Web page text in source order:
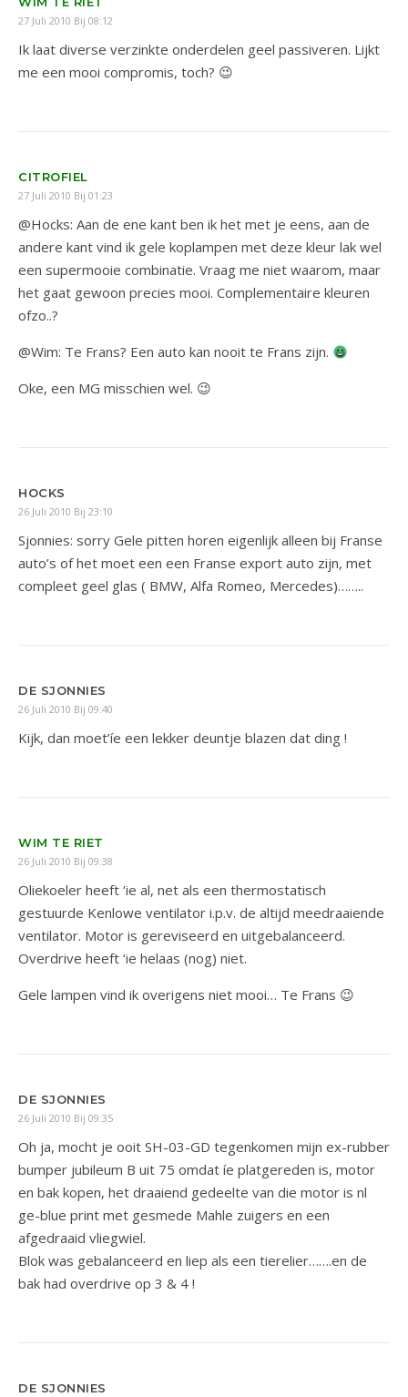
27 Juli 2010 Bij 08:12
Ik laat diverse verzinkte onderdelen geel passiveren. Lijkt
me een mooi compromis, toch? 😉
CITROFIEL
27 Juli 2010 Bij 01:23
@Hocks: Aan de ene kant ben ik het met je eens, aan de
andere kant vind ik gele koplampen met deze kleur lak wel
een supermooie combinatie. Vraag me niet waarom, maar
het gaat gewoon precies mooi. Complementaire kleuren
ofzo..?
@Wim: Te Frans? Een auto kan nooit te Frans zijn.
Oke, een MG misschien wel. 😉
HOCKS
26 Juli 2010 Bij 23:10
Sjonnies: sorry Gele pitten horen eigenlijk alleen bij Franse
auto’s of het moet een een Franse export auto zijn, met
compleet geel glas ( BMW, Alfa Romeo, Mercedes)……..
DE SJONNIES
26 Juli 2010 Bij 09:40
Kijk, dan moet’íe een lekker deuntje blazen dat ding !
WIM TE RIET
26 Juli 2010 Bij 09:38
Oliekoeler heeft ‘ie al, net als een thermostatisch
gestuurde Kenlowe ventilator i.p.v. de altijd meedraaiende
ventilator. Motor is gereviseerd en uitgebalanceerd.
Overdrive heeft ‘ie helaas (nog) niet.
Gele lampen vind ik overigens niet mooi… Te Frans 😉
DE SJONNIES
26 Juli 2010 Bij 09:35
Oh ja, mocht je ooit SH-03-GD tegenkomen mijn ex-rubber
bumper jubileum B uit 75 omdat íe platgereden is, motor
en bak kopen, het draaiend gedeelte van die motor is nl
ge-blue print met gesmede Mahle zuigers en een
afgedraaid vliegwiel.
Blok was gebalanceerd en liep als een tierelier…….en de
bak had overdrive op 3 & 4 !
DE SJONNIES